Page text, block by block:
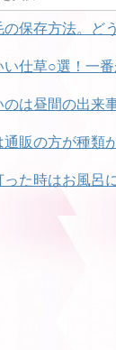
保存方法。ど
仕草○選！一
は昼間の出来
通販の方が種類
た時はお風呂